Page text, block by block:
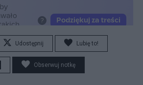
Udostępnij Lubię to!
Obserwuj notkę